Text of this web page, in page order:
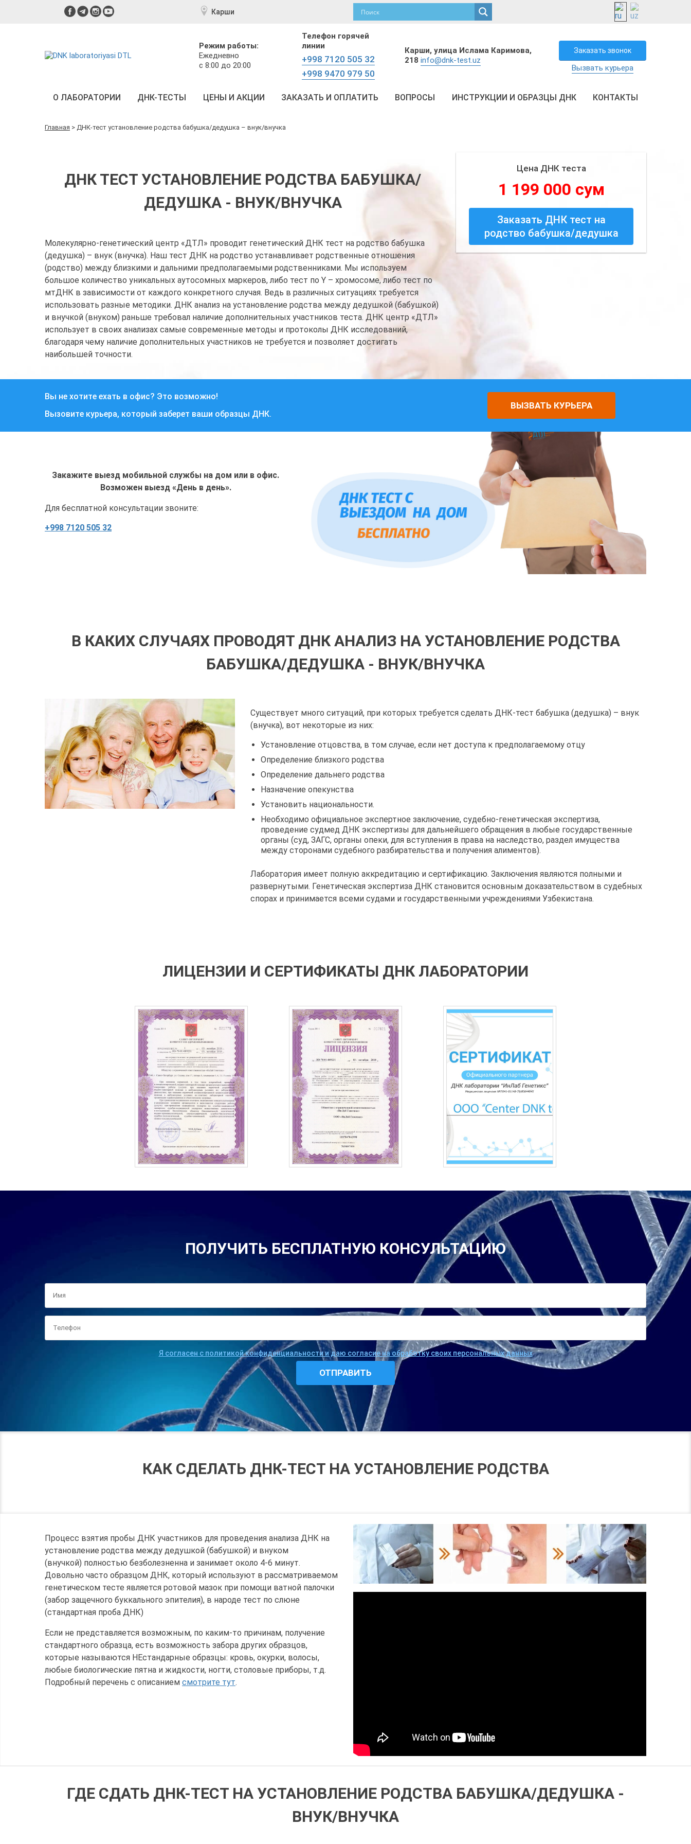
Карши
Режим работы:
Ежедневно
с 8:00 до 20:00
Телефон горячей
линии
+998 7120 505 32
+998 9470 979 50
Карши, улица Ислама Каримова,
218 info@dnk-test.uz
Заказать звонок
Вызвать курьера
О ЛАБОРАТОРИИ ДНК-ТЕСТЫ ЦЕНЫ И АКЦИИ ЗАКАЗАТЬ И ОПЛАТИТЬ ВОПРОСЫ ИНСТРУКЦИИ И ОБРАЗЦЫ ДНК КОНТАКТЫ
Главная > ДНК-тест установление родства бабушка/дедушка – внук/внучка
ДНК ТЕСТ УСТАНОВЛЕНИЕ РОДСТВА БАБУШКА/
ДЕДУШКА - ВНУК/ВНУЧКА
Молекулярно-генетический центр «ДТЛ» проводит генетический ДНК тест на родство бабушка
(дедушка) – внук (внучка). Наш тест ДНК на родство устанавливает родственные отношения
(родство) между близкими и дальними предполагаемыми родственниками. Мы используем
большое количество уникальных аутосомных маркеров, либо тест по Y – хромосоме, либо тест по
мтДНК в зависимости от каждого конкретного случая. Ведь в различных ситуациях требуется
использовать разные методики. ДНК анализ на установление родства между дедушкой (бабушкой)
и внучкой (внуком) раньше требовал наличие дополнительных участников теста. ДНК центр «ДТЛ»
использует в своих анализах самые современные методы и протоколы ДНК исследований,
благодаря чему наличие дополнительных участников не требуется и позволяет достигать
наибольшей точности.
Цена ДНК теста
1 199 000 сум
Заказать ДНК тест на
родство бабушка/дедушка
Вы не хотите ехать в офис? Это возможно!
Вызовите курьера, который заберет ваши образцы ДНК.
ВЫЗВАТЬ КУРЬЕРА
Закажите выезд мобильной службы на дом или в офис.
Возможен выезд «День в день».
Для бесплатной консультации звоните:
+998 7120 505 32
В КАКИХ СЛУЧАЯХ ПРОВОДЯТ ДНК АНАЛИЗ НА УСТАНОВЛЕНИЕ РОДСТВА
БАБУШКА/ДЕДУШКА - ВНУК/ВНУЧКА
Существует много ситуаций, при которых требуется сделать ДНК-тест бабушка (дедушка) – внук
(внучка), вот некоторые из них:
Установление отцовства, в том случае, если нет доступа к предполагаемому отцу
Определение близкого родства
Определение дальнего родства
Назначение опекунства
Установить национальности.
Необходимо официальное экспертное заключение, судебно-генетическая экспертиза,
проведение судмед ДНК экспертизы для дальнейшего обращения в любые государственные
органы (суд, ЗАГС, органы опеки, для вступления в права на наследство, раздел имущества
между сторонами судебного разбирательства и получения алиментов).
Лаборатория имеет полную аккредитацию и сертификацию. Заключения являются полными и
развернутыми. Генетическая экспертиза ДНК становится основным доказательством в судебных
спорах и принимается всеми судами и государственными учреждениями Узбекистана.
ЛИЦЕНЗИИ И СЕРТИФИКАТЫ ДНК ЛАБОРАТОРИИ
ПОЛУЧИТЬ БЕСПЛАТНУЮ КОНСУЛЬТАЦИЮ
Я согласен с политикой конфиденциальности и даю согласие на обработку своих персональных данных
КАК СДЕЛАТЬ ДНК-ТЕСТ НА УСТАНОВЛЕНИЕ РОДСТВА
Процесс взятия пробы ДНК участников для проведения анализа ДНК на
установление родства между дедушкой (бабушкой) и внуком
(внучкой) полностью безболезненна и занимает около 4-6 минут.
Довольно часто образцом ДНК, который используют в рассматриваемом
генетическом тесте является ротовой мазок при помощи ватной палочки
(забор защечного буккального эпителия), в народе тест по слюне
(стандартная проба ДНК)
Если не представляется возможным, по каким-то причинам, получение
стандартного образца, есть возможность забора других образцов,
которые называются НЕстандарные образцы: кровь, окурки, волосы,
любые биологические пятна и жидкости, ногти, столовые приборы, т.д.
Подробный перечень с описанием смотрите тут.
ГДЕ СДАТЬ ДНК-ТЕСТ НА УСТАНОВЛЕНИЕ РОДСТВА БАБУШКА/ДЕДУШКА -
ВНУК/ВНУЧКА